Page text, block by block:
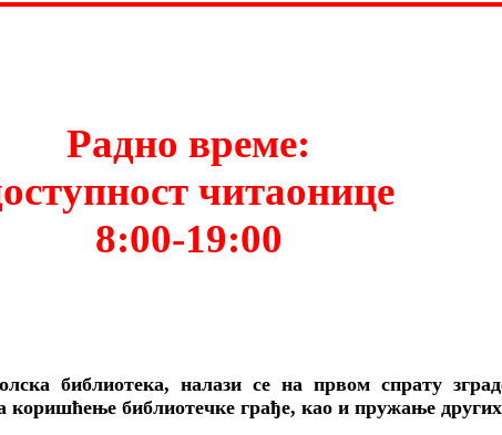
Радно време:
читаонице
8:00-19:00
библиотека, налази се на првом спрату
библиотечке грађе, као и пружање